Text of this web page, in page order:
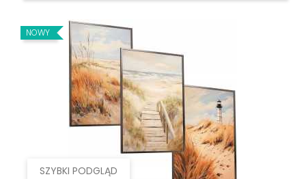
SZYBKI PODGLĄD
NOWY